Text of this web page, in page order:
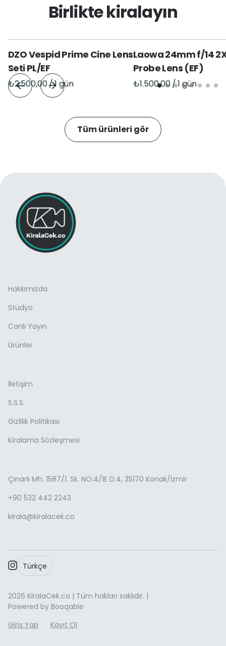
Birlikte kiralayın
DZO Vespid Prime Cine Lens
Seti PL/EF
/
Laowa 24mm f/14
Probe Lens (EF)
/
Tüm ürünleri gör
Hakkımızda
Stüdyo
Canlı Yayın
Ürünler
İletişim
S.S.S.
Gizlilik Politikası
Kiralama Sözleşmesi
Çınarlı Mh. 1587/1. Sk. NO:4/1E D:4, 35170 Konak/İzmir
+90 532 442 2243
kirala@kiralacek.co
2026 KiralaCek.co | Tüm hakları saklıdır. |
Powered by Booqable
Giriş Yap
Kayıt Ol
Türkçe